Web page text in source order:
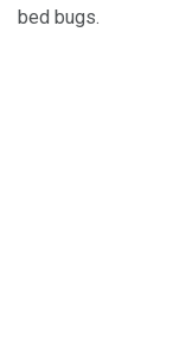
bed bugs.